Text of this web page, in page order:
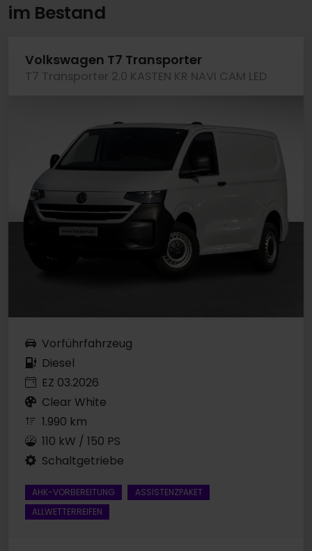
im Bestand
Volkswagen T7 Transporter
T7 Transporter 2.0 KASTEN KR NAVI CAM LED
Vorführfahrzeug
Diesel
EZ 03.2026
Clear White
1.990 km
110 kW / 150 PS
Schaltgetriebe
AHK-VORBEREITUNG
ASSISTENZPAKET
ALLWETTERREIFEN